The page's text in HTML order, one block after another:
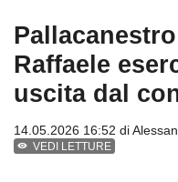
Raffaele
uscita dal
14.05.2026 16:52 di
VEDI LETTURE